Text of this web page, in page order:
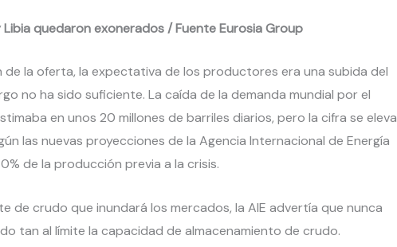
Libia quedaron exonerados / Fuente Eurosia Group
de la oferta, la expectativa de los productores era una subida del
no ha sido suficiente. La caída de la demanda mundial por el
en unos 20 millones de barriles diarios, pero la cifra se eleva
las nuevas proyecciones de la Agencia Internacional de Energía
de la producción previa a la crisis.
de crudo que inundará los mercados, la AIE advertía que nunca
tan al límite la capacidad de almacenamiento de crudo.